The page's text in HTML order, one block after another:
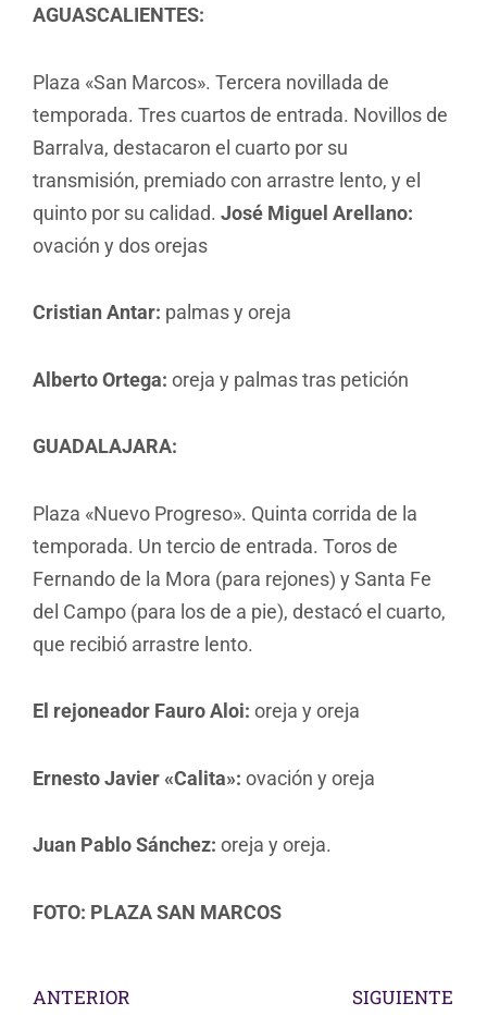
AGUASCALIENTES:
Plaza «San Marcos». Tercera novillada de
temporada. Tres cuartos de entrada. Novillos de
Barralva, destacaron el cuarto por su
transmisión, premiado con arrastre lento, y el
quinto por su calidad. José Miguel Arellano:
ovación y dos orejas
Cristian Antar: palmas y oreja
Alberto Ortega: oreja y palmas tras petición
GUADALAJARA:
Plaza «Nuevo Progreso». Quinta corrida de la
temporada. Un tercio de entrada. Toros de
Fernando de la Mora (para rejones) y Santa Fe
del Campo (para los de a pie), destacó el cuarto,
que recibió arrastre lento.
El rejoneador Fauro Aloi: oreja y oreja
Ernesto Javier «Calita»: ovación y oreja
Juan Pablo Sánchez: oreja y oreja.
FOTO: PLAZA SAN MARCOS
ANTERIOR SIGUIENTE